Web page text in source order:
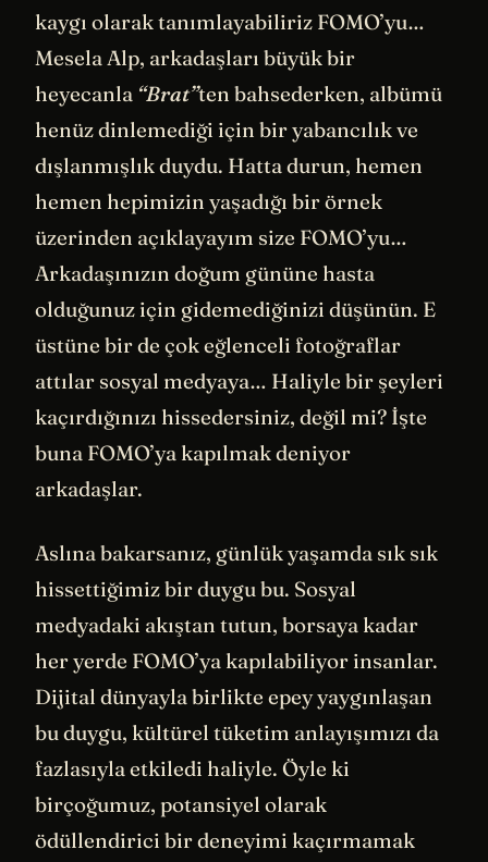
kaygı olarak tanımlayabiliriz FOMO’yu…
Mesela Alp, arkadaşları büyük bir
heyecanla “Brat”ten bahsederken, albümü
henüz dinlemediği için bir yabancılık ve
dışlanmışlık duydu. Hatta durun, hemen
hemen hepimizin yaşadığı bir örnek
üzerinden açıklayayım size FOMO’yu…
Arkadaşınızın doğum gününe hasta
olduğunuz için gidemediğinizi düşünün. E
üstüne bir de çok eğlenceli fotoğraflar
attılar sosyal medyaya… Haliyle bir şeyleri
kaçırdığınızı hissedersiniz, değil mi? İşte
buna FOMO’ya kapılmak deniyor
arkadaşlar.
Aslına bakarsanız, günlük yaşamda sık sık
hissettiğimiz bir duygu bu. Sosyal
medyadaki akıştan tutun, borsaya kadar
her yerde FOMO’ya kapılabiliyor insanlar.
Dijital dünyayla birlikte epey yaygınlaşan
bu duygu, kültürel tüketim anlayışımızı da
fazlasıyla etkiledi haliyle. Öyle ki
birçoğumuz, potansiyel olarak
ödüllendirici bir deneyimi kaçırmamak